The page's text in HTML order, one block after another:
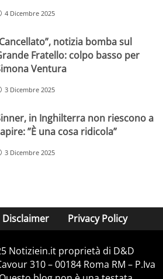
4 Dicembre 2025
notizia bomba sul
Fratello: colpo basso per
Ventura
3 Dicembre 2025
in Inghilterra non riescono a
”È una cosa ridicola”
3 Dicembre 2025
Disclaimer Privacy Policy
Notiziein.it proprietà di D&D
310 – 00184 Roma RM – P.Iva